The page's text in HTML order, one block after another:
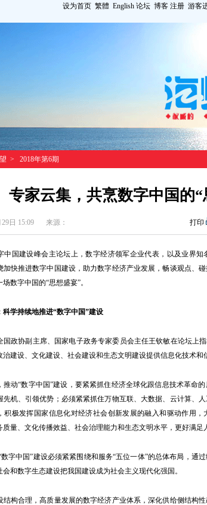
设为首页 繁體 English 论坛 博客 注册 游客
> 2018年第6期
专家云集，共烹数字中国的“
日 15:09 来源： 打印
国建设峰会主论坛上，数字经济领军企业代表，以及业界知
加快推进数字中国建设，助力数字经济产业发展，畅谈观点、
数字中国的“思想盛宴”。
科学持续地推进“数字中国”建设
协副主席、国家电子政务专家委员会主任王钦敏在论坛上指
治建设、文化建设、社会建设和生态文明建设提供信息化技术和
“数字中国”建设，要紧紧抓住经济全球化跟信息技术革命的
先机、引领优势；必须紧紧抓住万物互联、大数据、云计算、
积极发挥国家信息化对经济社会创新发展的融入和驱动作用
质量、文化传播效益、社会治理能力和生态文明水平，更好满足
中国”建设必须紧紧围绕和服务“五位一体”的总体布局，通
会和数字生态建设把我国建设成为社会主义现代化强国。
合理，高质量发展的数字经济产业体系，深化供给侧结构性